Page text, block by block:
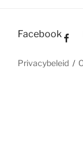
Facebook
Privacybeleid